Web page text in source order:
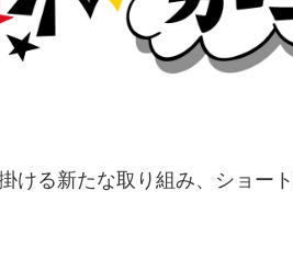
ける新たな取り組み、ショー